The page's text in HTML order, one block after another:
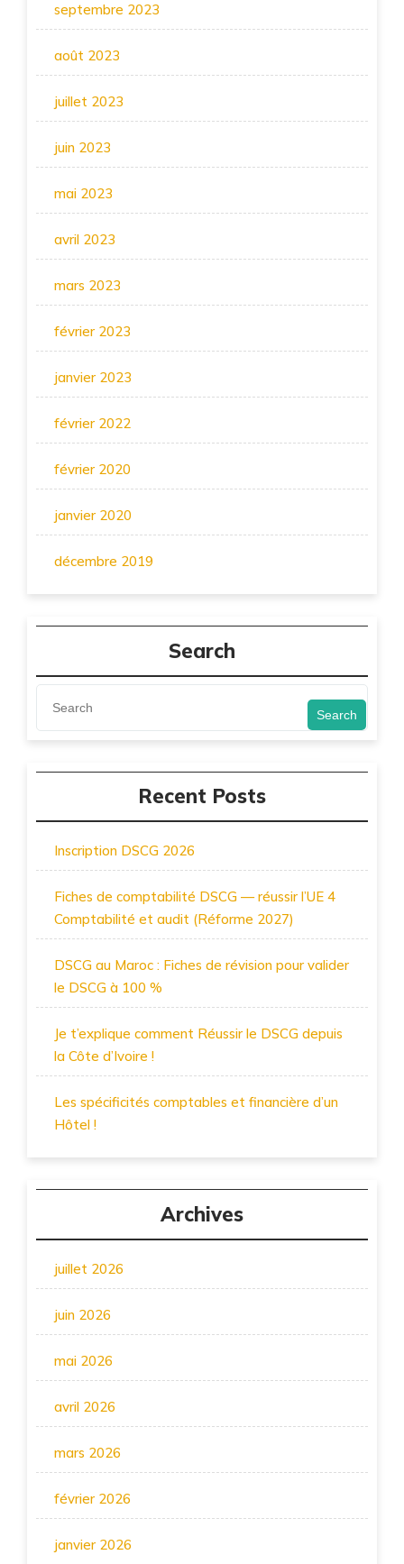
septembre 2023
août 2023
juillet 2023
juin 2023
mai 2023
avril 2023
mars 2023
février 2023
janvier 2023
février 2022
février 2020
janvier 2020
décembre 2019
Search
Search
Recent Posts
Inscription DSCG 2026
Fiches de comptabilité DSCG — réussir l’UE 4
Comptabilité et audit (Réforme 2027)
DSCG au Maroc : Fiches de révision pour valider
le DSCG à 100 %
Je t’explique comment Réussir le DSCG depuis
la Côte d’Ivoire !
Les spécificités comptables et financière d’un
Hôtel !
Archives
juillet 2026
juin 2026
mai 2026
avril 2026
mars 2026
février 2026
janvier 2026